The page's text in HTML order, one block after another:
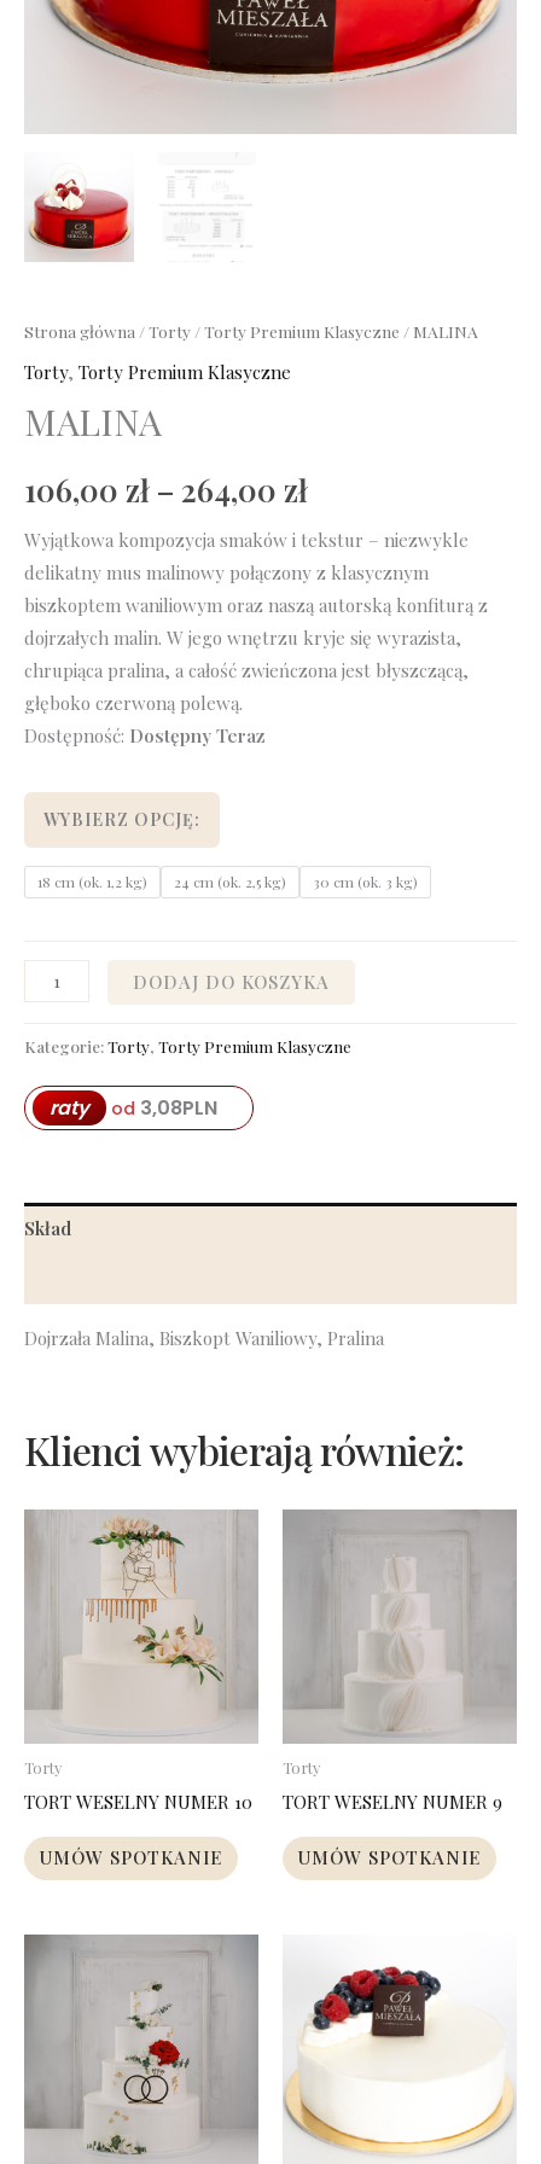
Strona główna /Torty /Torty Premium Klasyczne / MALINA
Torty, Torty Premium Klasyczne
MALINA
106,00 zł – 264,00 zł
Wyjątkowa kompozycja smaków i tekstur – niezwykle
delikatny mus malinowy połączony z klasycznym
biszkoptem waniliowym oraz naszą autorską konfiturą z
dojrzałych malin. W jego wnętrzu kryje się wyrazista,
chrupiąca pralina, a całość zwieńczona jest błyszczącą,
głęboko czerwoną polewą.
Dostępność: Dostępny Teraz
WYBIERZ OPCJĘ:
18 cm (ok. 1,2 kg) 24 cm (ok. 2,5 kg) 30 cm (ok. 3 kg)
DODAJ DO KOSZYKA
Kategorie:Torty, Torty Premium Klasyczne
raty od 3,08PLN
Skład
Dojrzała Malina, Biszkopt Waniliowy, Pralina
Torty
TORT WESELNY NUMER 10
UMÓW SPOTKANIE
Torty
TORT WESELNY NUMER 9
UMÓW SPOTKANIE
od
95,00 zł
Opcje
można